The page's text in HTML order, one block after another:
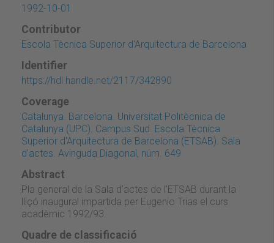
1992-10-01
Contributor
Escola Tècnica Superior d'Arquitectura de Barcelona
Identifier
https://hdl.handle.net/2117/342890
Coverage
Catalunya. Barcelona. Universitat Politècnica de
Catalunya (UPC). Campus Sud. Escola Tècnica
Superior d'Arquitectura de Barcelona (ETSAB). Sala
d'actes. Avinguda Diagonal, núm. 649
Abstract
Pla general de la Sala d'actes de l'ETSAB durant la
lliçó inaugural impartida per Eugenio Trias el curs
acadèmic 1992/93.
Quadre de classificació